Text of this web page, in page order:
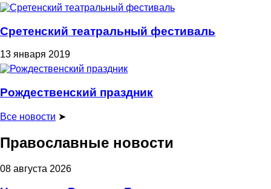
Сретенский театральный фестиваль
13 января 2019
Рождественский праздник
Все новости ➤
Православные новости
08 августа 2026